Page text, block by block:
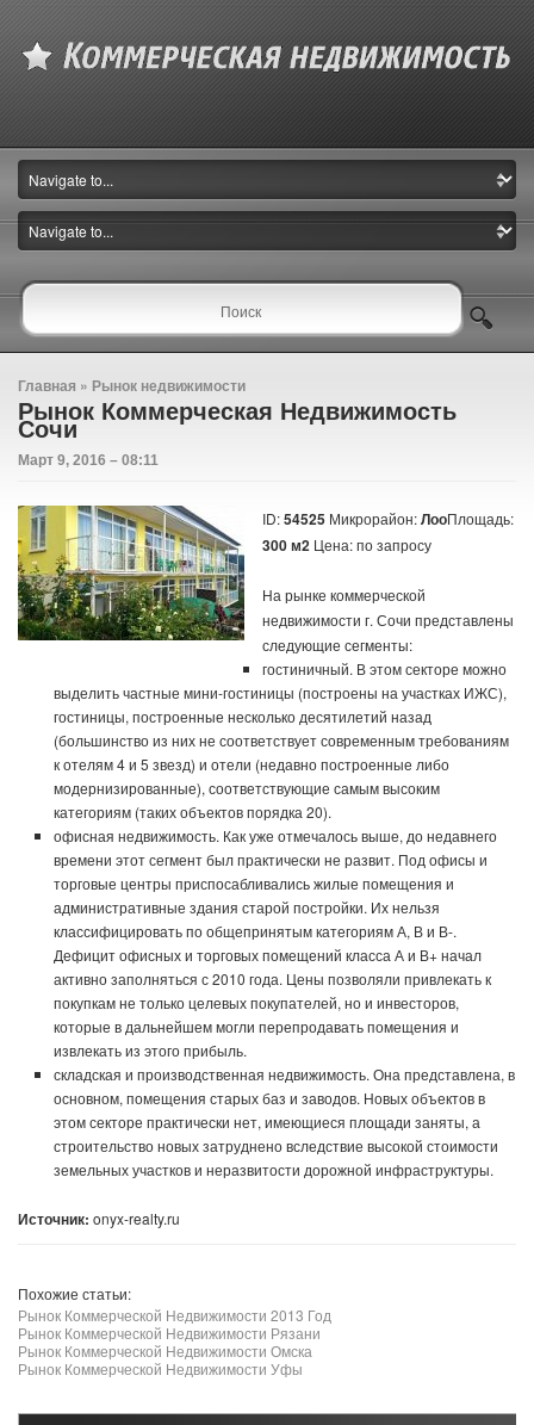
Главная » Рынок недвижимости
Рынок Коммерческая Недвижимость
Сочи
Март 9, 2016 – 08:11
ID:54525 Микрорайон:ЛооПлощадь:
300 м2 Цена: по запросу
На рынке коммерческой
недвижимости г. Сочи представлены
следующие сегменты:
гостиничный. В этом секторе можно
выделить частные мини-гостиницы (построены на участках ИЖС),
гостиницы, построенные несколько десятилетий назад
(большинство из них не соответствует современным требованиям
к отелям 4 и 5 звезд) и отели (недавно построенные либо
модернизированные), соответствующие самым высоким
категориям (таких объектов порядка 20).
офисная недвижимость. Как уже отмечалось выше, до недавнего
времени этот сегмент был практически не развит. Под офисы и
торговые центры приспосабливались жилые помещения и
административные здания старой постройки. Их нельзя
классифицировать по общепринятым категориям А, В и В-.
Дефицит офисных и торговых помещений класса А и В+ начал
активно заполняться с 2010 года. Цены позволяли привлекать к
покупкам не только целевых покупателей, но и инвесторов,
которые в дальнейшем могли перепродавать помещения и
извлекать из этого прибыль.
складская и производственная недвижимость. Она представлена, в
основном, помещения старых баз и заводов. Новых объектов в
этом секторе практически нет, имеющиеся площади заняты, а
строительство новых затруднено вследствие высокой стоимости
земельных участков и неразвитости дорожной инфраструктуры.
Источник: onyx-realty.ru
Похожие статьи:
Рынок Коммерческой Недвижимости 2013 Год
Рынок Коммерческой Недвижимости Рязани
Рынок Коммерческой Недвижимости Омска
Рынок Коммерческой Недвижимости Уфы